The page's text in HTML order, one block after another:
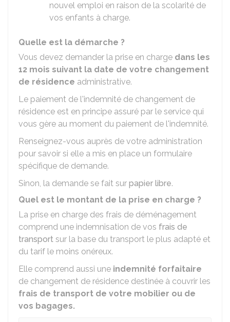
nouvel emploi en raison de la scolarité de
vos enfants à charge.
Quelle est la démarche ?
Vous devez demander la prise en charge dans les
12 mois suivant la date de votre changement
de résidence administrative.
Le paiement de l'indemnité de changement de
résidence est en principe assuré par le service qui
vous gère au moment du paiement de l'indemnité.
Renseignez-vous auprès de votre administration
pour savoir si elle a mis en place un formulaire
spécifique de demande.
Sinon, la demande se fait sur papier libre.
Quel est le montant de la prise en charge ?
La prise en charge des frais de déménagement
comprend une indemnisation de vos frais de
transport sur la base du transport le plus adapté et
du tarif le moins onéreux.
Elle comprend aussi une indemnité forfaitaire
de changement de résidence destinée à couvrir les
frais de transport de votre mobilier ou de
vos bagages.